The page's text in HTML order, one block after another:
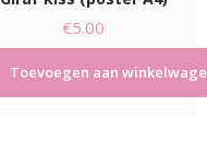
€5.00
Toevoegen aan